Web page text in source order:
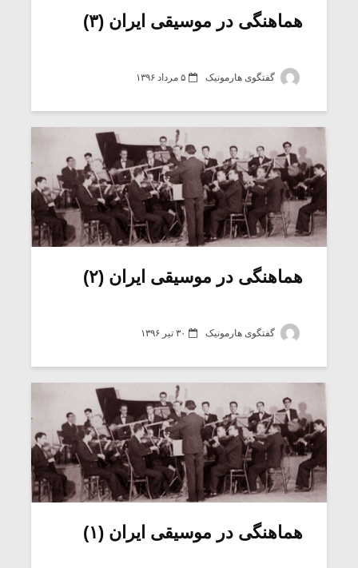
هماهنگی در موسیقی ایران (۳)
گفتگوی هارمونیک ۵ مرداد ۱۳۹۶
هماهنگی در موسیقی ایران (۲)
گفتگوی هارمونیک ۳۰ تیر ۱۳۹۶
هماهنگی در موسیقی ایران (۱)